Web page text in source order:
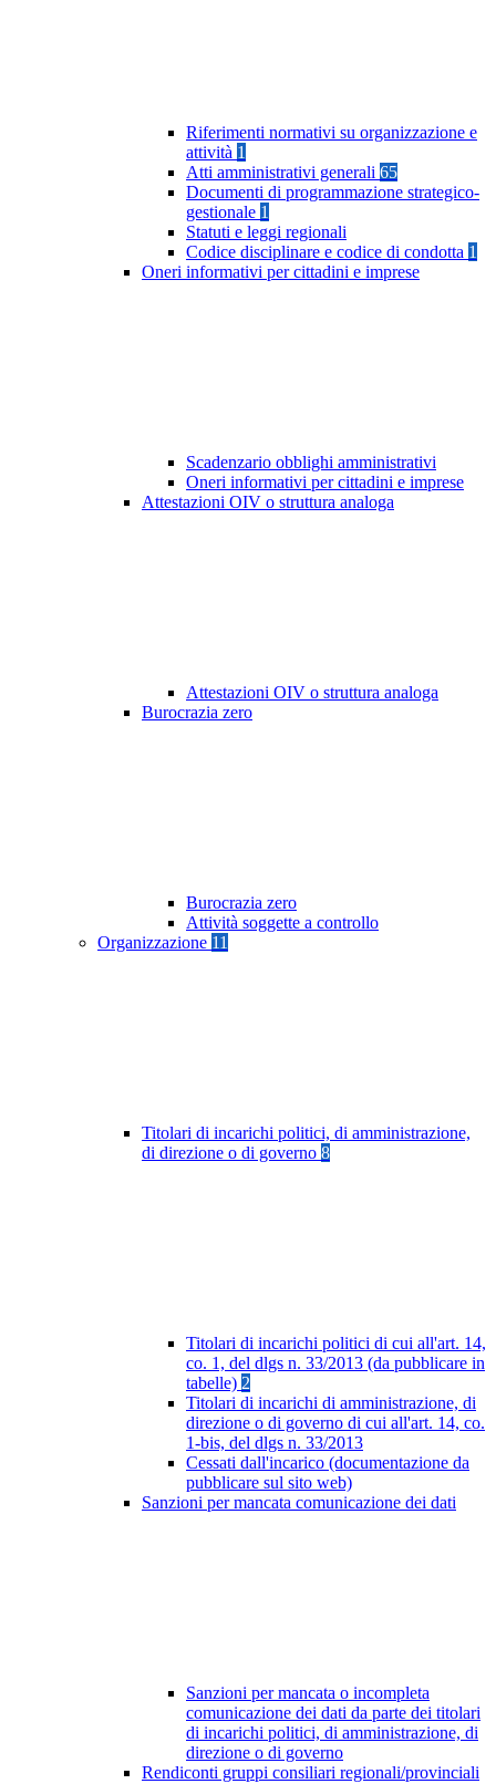
Riferimenti normativi su organizzazione e
attività 1
Atti amministrativi generali 65
Documenti di programmazione strategico-
gestionale 1
Statuti e leggi regionali
Codice disciplinare e codice di condotta 1
Oneri informativi per cittadini e imprese
Scadenzario obblighi amministrativi
Oneri informativi per cittadini e imprese
Attestazioni OIV o struttura analoga
Attestazioni OIV o struttura analoga
Burocrazia zero
Burocrazia zero
Attività soggette a controllo
Organizzazione 11
Titolari di incarichi politici, di amministrazione,
di direzione o di governo 8
Titolari di incarichi politici di cui all'art. 14,
co. 1, del dlgs n. 33/2013 (da pubblicare in
tabelle) 2
Titolari di incarichi di amministrazione, di
direzione o di governo di cui all'art. 14, co.
1-bis, del dlgs n. 33/2013
Cessati dall'incarico (documentazione da
pubblicare sul sito web)
Sanzioni per mancata comunicazione dei dati
Sanzioni per mancata o incompleta
comunicazione dei dati da parte dei titolari
di incarichi politici, di amministrazione, di
direzione o di governo
Rendiconti gruppi consiliari regionali/provinciali